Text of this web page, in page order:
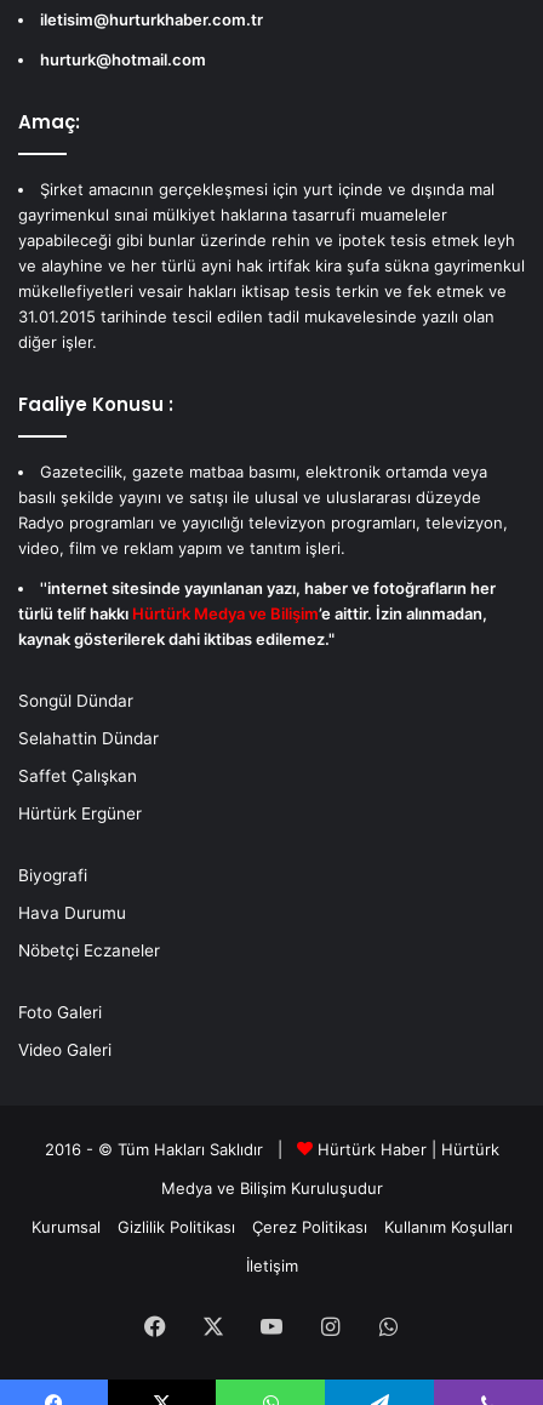
iletisim@hurturkhaber.com.tr
hurturk@hotmail.com
Amaç:
Şirket amacının gerçekleşmesi için yurt içinde ve dışında mal
gayrimenkul sınai mülkiyet haklarına tasarrufi muameleler
yapabileceği gibi bunlar üzerinde rehin ve ipotek tesis etmek leyh
ve alayhine ve her türlü ayni hak irtifak kira şufa sükna gayrimenkul
mükellefiyetleri vesair hakları iktisap tesis terkin ve fek etmek ve
31.01.2015 tarihinde tescil edilen tadil mukavelesinde yazılı olan
diğer işler.
Faaliye Konusu :
Gazetecilik, gazete matbaa basımı, elektronik ortamda veya
basılı şekilde yayını ve satışı ile ulusal ve uluslararası düzeyde
Radyo programları ve yayıcılığı televizyon programları, televizyon,
video, film ve reklam yapım ve tanıtım işleri.
''internet sitesinde yayınlanan yazı, haber ve fotoğrafların her
türlü telif hakkı Hürtürk Medya ve Bilişim’e aittir. İzin alınmadan,
kaynak gösterilerek dahi iktibas edilemez."
Songül Dündar
Selahattin Dündar
Saffet Çalışkan
Hürtürk Ergüner
Biyografi
Hava Durumu
Nöbetçi Eczaneler
Foto Galeri
Video Galeri
2016 - © Tüm Hakları Saklıdır | Hürtürk Haber
Hürtürk
Medya ve BilişimKuruluşudur
Kurumsal
Gizlilik Politikası Çerez Politikası
Kullanım Koşulları
İletişim
Facebook YouTubeInstagramWhatsApp